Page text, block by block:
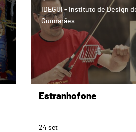
IDEGUI - Instituto de Design
Guimarães
Estranhofone
24 set